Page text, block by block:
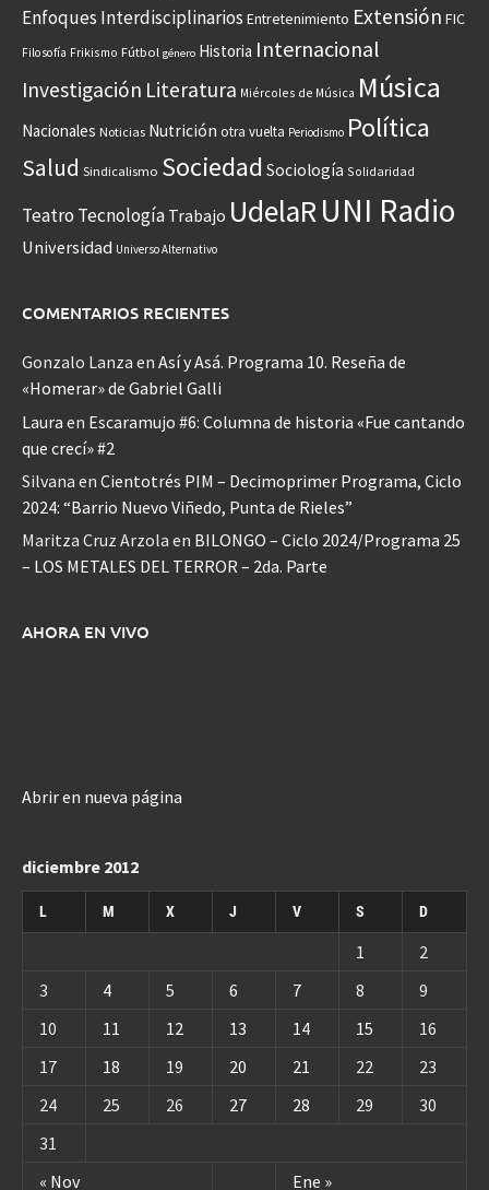
Enfoques Interdisciplinarios Entretenimiento Extensión FIC
Filosofía Frikismo Fútbol género Historia Internacional
Investigación Literatura Miércoles de Música Música
Nacionales Noticias Nutrición otra vuelta Periodismo Política
Salud Sindicalismo Sociedad Sociología Solidaridad
Teatro Tecnología Trabajo UdelaRUNI Radio
Universidad Universo Alternativo
COMENTARIOS RECIENTES
Gonzalo Lanza en Así y Asá. Programa 10. Reseña de
«Homerar» de Gabriel Galli
Laura en Escaramujo #6: Columna de historia «Fue cantando
que crecí» #2
Silvana en Cientotrés PIM – Decimoprimer Programa, Ciclo
2024: “Barrio Nuevo Viñedo, Punta de Rieles”
Maritza Cruz Arzola en BILONGO – Ciclo 2024/Programa 25
– LOS METALES DEL TERROR – 2da. Parte
AHORA EN VIVO
Abrir en nueva página
diciembre 2012
L M X J V S D
« Nov Ene »
1
2
3
4 5 6 7 8
9
10
11 12 13 14 15
16
17
18 19 20 21 22
23
24
25 26 27 28 29
30
31